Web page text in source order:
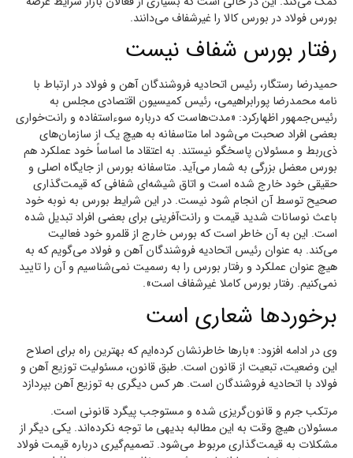
بورس فولاد در بورس کالا را غیرشفاف می‌دانند.
رفتار بورس شفاف نیست
حمیدرضا رستگار، رئیس اتحادیه فروشندگان آهن و فولاد در ارتباط با
نامه محمدرضا پورابراهیمی، رئیس کمیسیون اقتصادی مجلس به
رئیس‌جمهور اظهارکرد: «مدت‌هاست که درباره سوءاستفاده و رانت‌خواری
بعضی افراد صحبت می‌شود اما متاسفانه به هیچ یک از سازمان‌های
ذی‌ربط و مسئولان پاسخگو نیستند. به اعتقاد ما اساساً خود عملکرد هم
بورس معضل بزرگی به شمار می‌آید. متاسفانه بورس از جایگاه اصلی و
حقیقی خود خارج شده است و اتاق شیشه‌ای شفافی که قیمت‌گذاری
صحیح توسط آن انجام شود نیست. در این شرایط بورس به نوبه خود
باعث نوسانات شدید قیمت و رانت‌آفرینی برای بعضی افراد تبدیل شده
است. این به آن خاطر است که بورس خارج از قلمرو خود فعالیت
می‌کند. به عنوان رئیس اتحادیه فروشندگان آهن و فولاد می‌گویم که به
هیچ عنوان عملکرد و رفتار بورس را به رسمیت نمی‌شناسیم و آن را تایید
نمی‌کنیم. رفتار بورس کاملا غیرشفاف است».
برخوردها شعاری است
وی در ادامه افزود: «بارها خاطرنشان کرده‌ایم که بهترین راه‌ برای اصلاح
این وضعیت، تبعیت از قانون است. طبق قانون، مسئولیت توزیع آهن و
فولاد با اتحادیه فروشندگان است. هر کس دیگری به توزیع آهن بپردازد
مرتکب جرم و قانون‌گریزی شده و مستوجب پیگرد قانونی است.
مسئولان هیچ وقت به این مطالبه بدیهی ما توجه نکرده‌اند. یکی دیگر از
مشکلات به قیمت‌‌گذاری مربوط می‌شود. تصمیم‌گیری درباره قیمت فولاد